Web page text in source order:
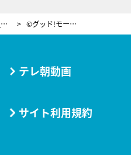
新井恵理那、ブログでテレビ朝日の廊下を紹介！「タモリさんのポスターがたくさん」 ©グッド!モーニング
テレ朝動画
サイト利用規約